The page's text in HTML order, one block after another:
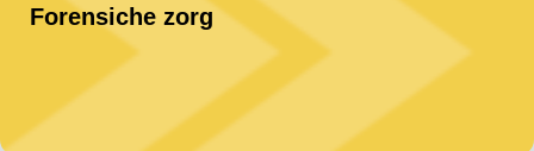
Forensiche zorg